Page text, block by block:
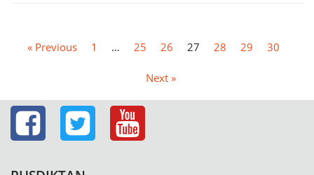
« Previous 1 … 25 26 27 28 29 30
Next »